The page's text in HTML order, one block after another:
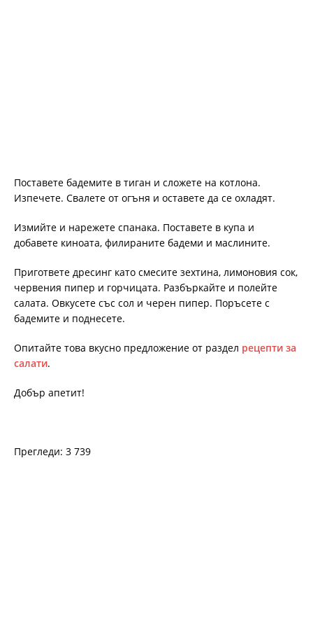
Поставете бадемите в тиган и сложете на котлона.
Изпечете. Свалете от огъня и оставете да се охладят.
Измийте и нарежете спанака. Поставете в купа и
добавете киноата, филираните бадеми и маслините.
Пригответе дресинг като смесите зехтина, лимоновия сок,
червения пипер и горчицата. Разбъркайте и полейте
салата. Овкусете със сол и черен пипер. Поръсете с
бадемите и поднесете.
Опитайте това вкусно предложение от раздел рецепти за
салати.
Добър апетит!
Прегледи: 3 739